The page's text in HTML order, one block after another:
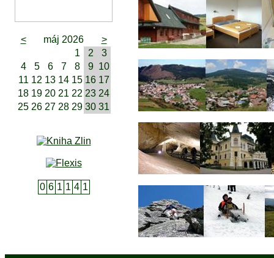
< máj 2026
>
1
2
3
4
5 6 7 8 9 10
11 12 13 14 15 16 17
18 19 20 21 22 23 24
25 26 27 28 29 30 31
0 6 1 1 4 1